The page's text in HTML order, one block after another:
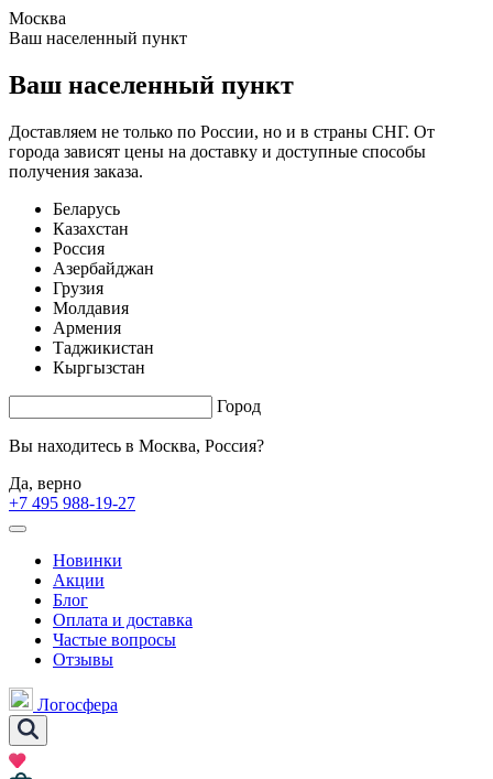
Москва
Ваш населенный пункт
Ваш населенный пункт
Доставляем не только по России, но и в страны СНГ. От
города зависят цены на доставку и доступные способы
получения заказа.
Беларусь
Казахстан
Россия
Азербайджан
Грузия
Молдавия
Армения
Таджикистан
Кыргызстан
Город
Вы находитесь в Москва, Россия?
Да, верно
+7 495 988-19-27
Новинки
Акции
Блог
Оплата и доставка
Частые вопросы
Отзывы
Логосфера